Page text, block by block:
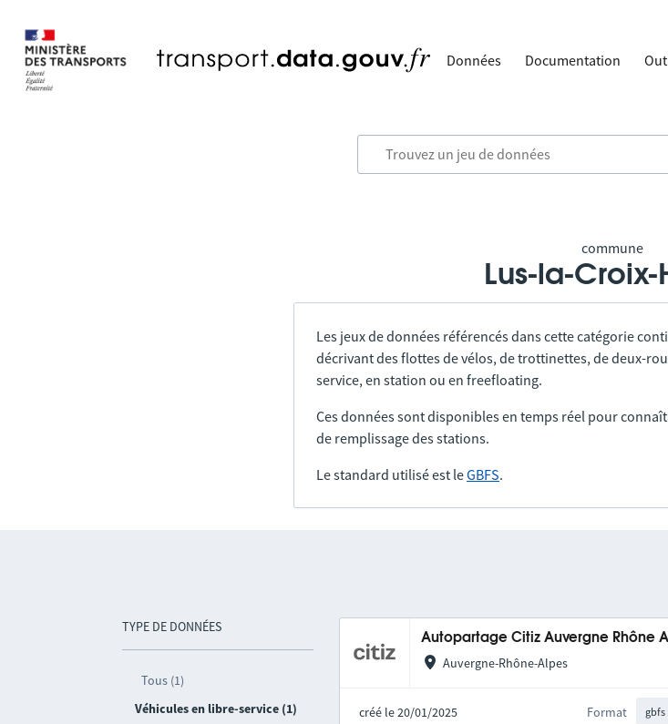
Données Documentation
commune
Lus-la-
Les jeux de données référencés dans cette catégorie
décrivant des flottes de vélos, de trottinettes, de deux-
service, en station ou en freefloating.
Ces données sont disponibles en temps réel pour
de remplissage des stations.
Le standard utilisé est leGBFS.
TYPE DE DONNÉES
Tous (1)
Véhicules en libre-service (1)
Autopartage Citiz Auvergne Rhône
Auvergne-Rhône-Alpes
créé le 20/01/2025 Format gbfs